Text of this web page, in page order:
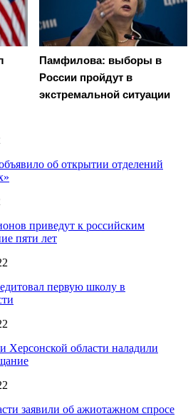
Памфилова: выборы в
России пройдут в
экстремальной ситуации
об открытии отделений
приведут к российским
пяти лет
первую школу в
Херсонской области наладили
заявили об ажиотажном спросе